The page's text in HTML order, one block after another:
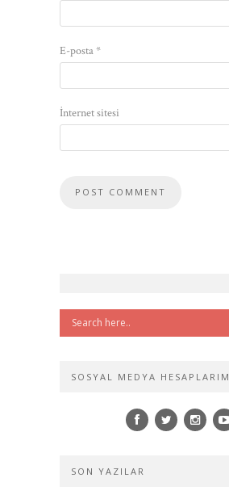
E-posta*
İnternet sitesi
SOSYAL MEDYA HESAPLARIM
SON YAZILAR